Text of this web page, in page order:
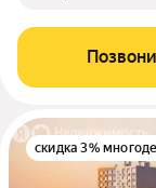
скидка 3%